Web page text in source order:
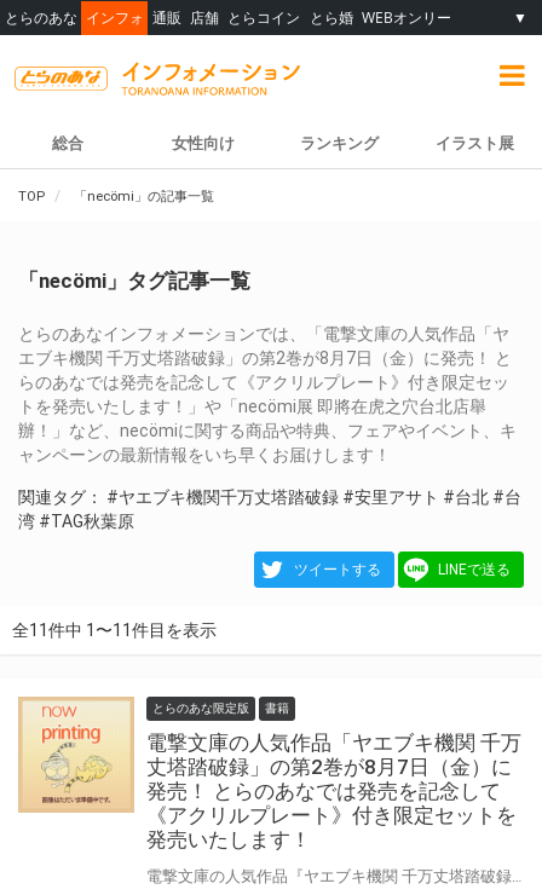
とらのあな インフォ 通販 店舗 とらコイン とら婚 WEBオンリー ▼
総合 女性向け ランキング イラスト展
TOP 「necömi」の記事一覧
「necömi」タグ記事一覧
とらのあなインフォメーションでは、「電撃文庫の人気作品「ヤ
エブキ機関 千万丈塔踏破録」の第2巻が8月7日（金）に発売！ と
らのあなでは発売を記念して《アクリルプレート》付き限定セッ
トを発売いたします！」や「necömi展 即將在虎之穴台北店舉
辦！」など、necömiに関する商品や特典、フェアやイベント、キ
ャンペーンの最新情報をいち早くお届けします！
関連タグ： #ヤエブキ機関千万丈塔踏破録 #安里アサト #台北 #台
湾 #TAG秋葉原
ツイートする LINEで送る
全11件中 1〜11件目を表示
とらのあな限定版 書籍
電撃文庫の人気作品「ヤエブキ機関 千万
丈塔踏破録」の第2巻が8月7日（金）に
発売！ とらのあなでは発売を記念して
《アクリルプレート》付き限定セットを
発売いたします！